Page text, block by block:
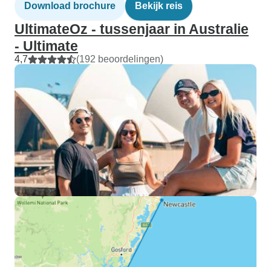
Download brochure Bekijk reis
UltimateOz - tussenjaar in Australie
- Ultimate
4,7 (192 beoordelingen)